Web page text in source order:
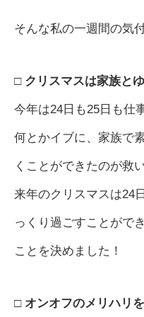
そんな私の一週間の気
□ クリスマスは家族と
今年は24日も25日も仕
何とかイブに、家族で
くことができたのが救
来年のクリスマスは24
っくり過ごすことがで
ことを決めました！
□ オンオフのメリハリ